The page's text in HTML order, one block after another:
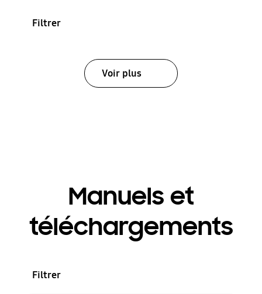
Filtrer
Voir plus
Manuels et
téléchargements
Filtrer